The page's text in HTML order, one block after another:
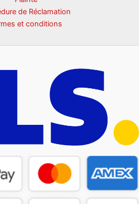
de Réclamation
et conditions